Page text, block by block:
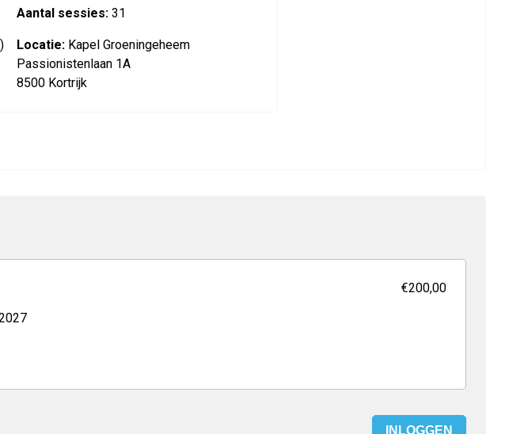
Aantal sessies: 31
Locatie: Kapel Groeningeheem
Passionistenlaan 1A
8500 Kortrijk
€200,00
INLOGGEN